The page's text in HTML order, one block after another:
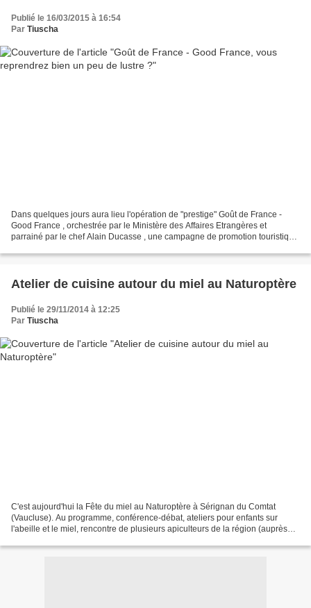
Publié le 16/03/2015 à 16:54
Par Tiuscha
Dans quelques jours aura lieu l'opération de "prestige" Goût de France -
Good France , orchestrée par le Ministère des Affaires Etrangères et
parrainé par le chef Alain Ducasse , une campagne de promotion touristique
Atelier de cuisine autour du miel au Naturoptère
Publié le 29/11/2014 à 12:25
Par Tiuscha
C'est aujourd'hui la Fête du miel au Naturoptère à Sérignan du Comtat
(Vaucluse). Au programme, conférence-débat, ateliers pour enfants sur
l'abeille et le miel, rencontre de plusieurs apiculteurs de la région (auprès